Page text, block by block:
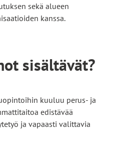
sekä alueen
kanssa.
sisältävät?
kuuluu perus- ja
edistävää
ja vapaasti valittavia